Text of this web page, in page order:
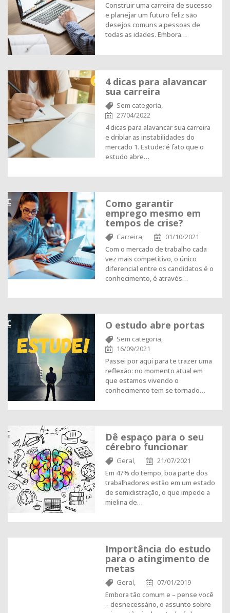
Construir uma carreira de sucesso
e planejar um futuro feliz são
desejos comuns a pessoas de
todas as idades. Embora…
4 dicas para alavancar
sua carreira
Sem categoria,
27/04/2022
4 dicas para alavancar sua carreira
e driblar as instabilidades do
mercado 1. Estude: é fato que o
estudo abre…
Como garantir
emprego mesmo em
tempos de crise?
Carreira,
01/10/2021
Com o mercado de trabalho cada
vez mais competitivo, o único
diferencial entre os candidatos é o
conhecimento, é através…
O estudo abre portas
Sem categoria,
16/09/2021
Passei por aqui para te trazer uma
reflexão: no momento atual em
que estamos vivendo o
conhecimento tem se tornado…
Dê espaço para o seu
cérebro funcionar
Geral,
21/07/2021
Em 47% do tempo, boa parte dos
trabalhadores estão em um estado
de semidistração, o que impede a
mielina de…
Importância do estudo
para o atingimento de
metas
Geral,
07/01/2019
Embora tão comum e – pense você
– desnecessário, o assunto sobre